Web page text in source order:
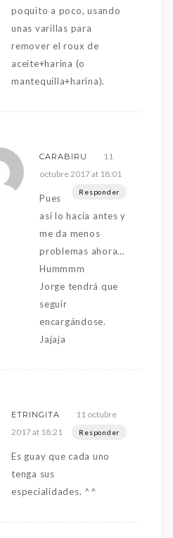
poquito a poco, usando
unas varillas para
remover el roux de
aceite+harina (o
mantequilla+harina).
CARABIRU
11
octubre 2017 at 18:01
Responder
Pues
así lo hacía antes y
me da menos
problemas ahora…
Hummmm
Jorge tendrá que
seguir
encargándose.
Jajaja
ETRINGITA
11 octubre
2017 at 18:21
Responder
Es guay que cada uno
tenga sus
especialidades. ^^